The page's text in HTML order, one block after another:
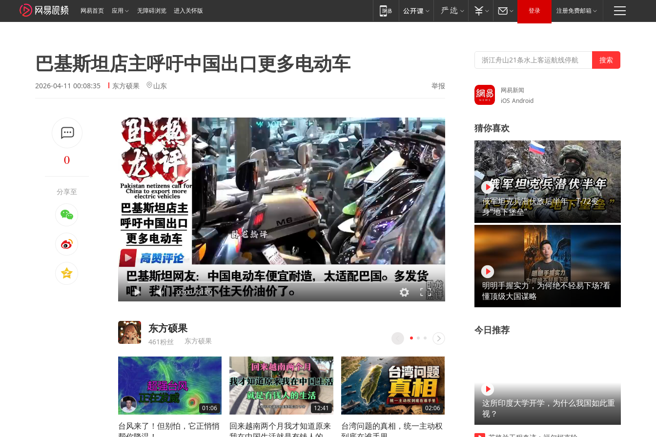
网易首页 应用 无障碍浏览 进入关怀版 登录 注册免费邮箱
巴基斯坦店主呼吁中国出口更多电动车
2026-04-11 00:08:35 东方硕果 山东 举报
0
分享至
00:00/01:00
东方硕果
461粉丝 东方硕果
01:06
台风来了！但别怕，它正悄悄
12:41
回来越南两个月我才知道原来
02:06
台湾问题的真相，统一主动权
01:14
好听极了的一首歌《爱在思金
一首回娘家！大美背上金鹏
网易新闻
iOS Android
猜你喜欢
俄军坦克兵潜伏敌后半年，T-72变
身“地下堡垒”
明明手握实力，为何绝不轻易下场?看
懂顶级大国谋略
今日推荐
这所印度大学开学，为什么我国如此重
视？